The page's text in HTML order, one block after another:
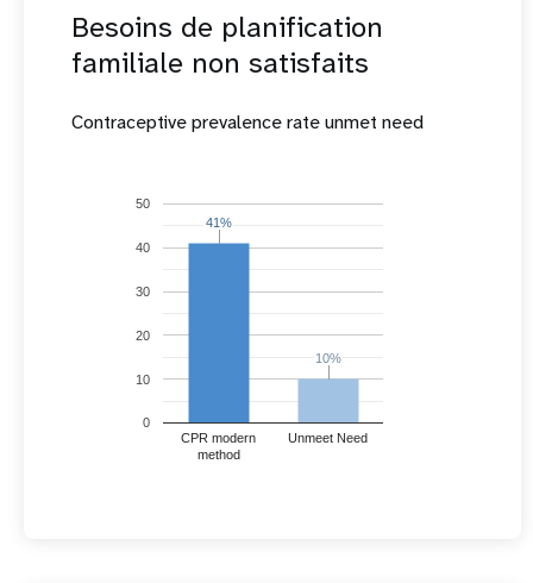
Besoins de planification
familiale non satisfaits
Contraceptive prevalence rate unmet need
CPR modern
method
Unmeet Need
0
10
20
30
40
50
41%
41%
10%
10%